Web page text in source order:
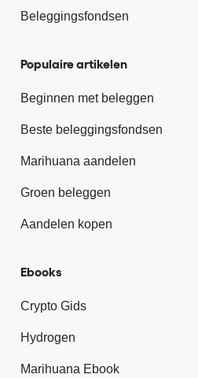
Beleggingsfondsen
Populaire artikelen
Beginnen met beleggen
Beste beleggingsfondsen
Marihuana aandelen
Groen beleggen
Aandelen kopen
Ebooks
Crypto Gids
Hydrogen
Marihuana Ebook